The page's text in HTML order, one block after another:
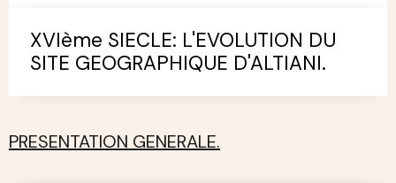
XVIème SIECLE: L'EVOLUTION DU
SITE GEOGRAPHIQUE D'ALTIANI.
PRESENTATION GENERALE.